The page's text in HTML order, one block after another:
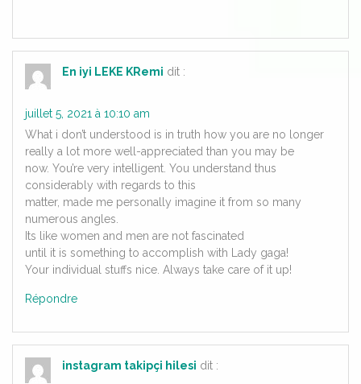
En iyi LEKE KRemi dit :
juillet 5, 2021 à 10:10 am
What i don’t understood is in truth how you are no longer
really a lot more well-appreciated than you may be
now. You’re very intelligent. You understand thus
considerably with regards to this
matter, made me personally imagine it from so many
numerous angles.
Its like women and men are not fascinated
until it is something to accomplish with Lady gaga!
Your individual stuffs nice. Always take care of it up!
Répondre
instagram takipçi hilesi dit :